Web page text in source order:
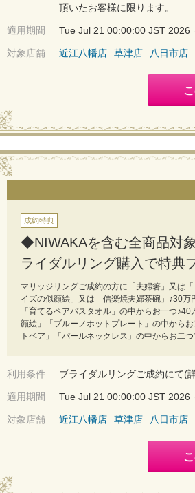
頂いたお客様に限ります。
適用期間 Tue Jul 21 00:00:00 JST 2026
対象店舗 近江八幡店 草津店 八日市店
成約特典
◆NIWAKAを含む全商品対
ライダルリング購入で特典
マリッジリングご成約の方に「夫婦箸」又は
イズの似顔絵」又は「信楽焼夫婦茶碗」♪30
「育てるペアバスタオル」の中からお一つ
顔絵」「ブルーノホットプレート」の中から
トベア」「パールネックレス」の中からお二つ
利用条件 ブライダルリングご成約にて(
適用期間 Tue Jul 21 00:00:00 JST 2026
対象店舗 近江八幡店 草津店 八日市店